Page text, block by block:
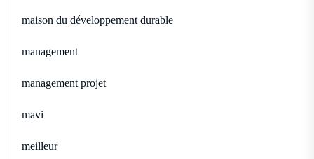
maison du développement durable
management
management projet
mavi
meilleur